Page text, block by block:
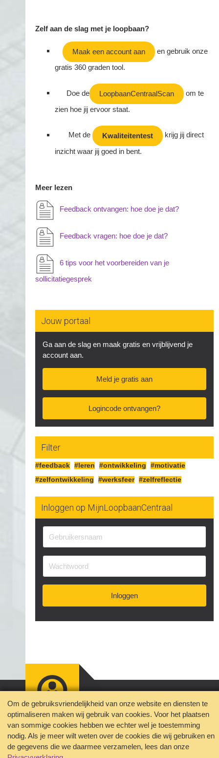
Zelf aan de slag met je loopbaan?
Maak een account aan
en gebruik onze
gratis 360 graden tool.
Doe de LoopbaanCentraalScan
om te
zien hoe jij ervoor staat.
Met de Kwaliteitentest
krijg jij direct
inzicht waar jij goed in bent.
Meer lezen
Feedback ontvangen: hoe doe je dat?
Feedback vragen: hoe doe je dat?
6 tips voor het voorbereiden van je
sollicitatiegesprek
Jouw portaal
Ga aan de slag en maak gratis en vrijblijvend je
account aan.
Meld je gratis aan
Logincode ontvangen?
Filter
#feedback #leren #ontwikkeling
#motivatie
#zelfontwikkeling
#werksfeer #zelfreflectie
Inloggen op MijnLoopbaanCentraal
Inloggen
Disclaimer
Contact
Veelgestelde vragen
Om de gebruiksvriendelijkheid van onze website en diensten te
optimaliseren maken wij gebruik van cookies. Voor het plaatsen
van sommige cookies hebben we echter wel je toestemming
nodig. Als je meer wilt weten over de cookies die wij gebruiken en
de gegevens die we daarmee verzamelen, lees dan onze